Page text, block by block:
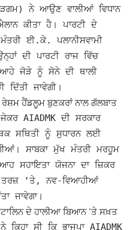
ਨੇ ਆਉਣ ਵਾਲੀਆਂ ਵਿਧਾਨ
ਕੀਤਾ ਹੈ। ਪਾਰਟੀ ਦੇ
ਈ.ਕੇ. ਪਲਾਨੀਸਵਾਮੀ
ਦੀ ਪਾਰਟੀ ਰਾਜ ਵਿੱਚ
ਜੋੜੇ ਨੂੰ ਸੋਨੇ ਦੀ ਥਾਲੀ
ਜਾਵੇਗੀ।
ਰੇਸ਼ਮ ਹੈਂਡਲੂਮ ਬੁਣਕਰਾਂ ਨਾਲ ਗੱਲਬਾਤ
AIADMK ਦੀ ਸਰਕਾਰ
ਸਥਿਤੀ ਨੂੰ ਸੁਧਾਰਨ ਲਈ
ਸਾਬਕਾ ਮੁੱਖ ਮੰਤਰੀ ਮਰਹੂਮ
ਸਹਾਇਤਾ ਯੋਜਨਾ ਦਾ ਜ਼ਿਕਰ
ਤਰਜ਼ ‘ਤੇ, ਨਵ-ਵਿਆਹੀਆਂ
ਜਾਵੇਗਾ।
ਦੇ ਹਾਲੀਆ ਬਿਆਨ ‘ਤੇ ਸਖ਼ਤ
ਕਿਹਾ ਸੀ ਕਿ ਭਾਜਪਾ AIADMK